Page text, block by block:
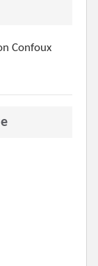
Confoux